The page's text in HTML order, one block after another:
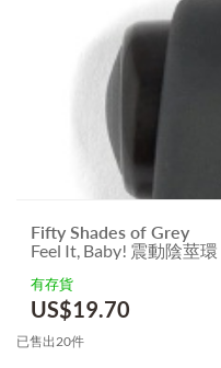
Fifty Shades of Grey
Feel It, Baby! 震動陰莖環
有存貨
US$19.70
已售出20件